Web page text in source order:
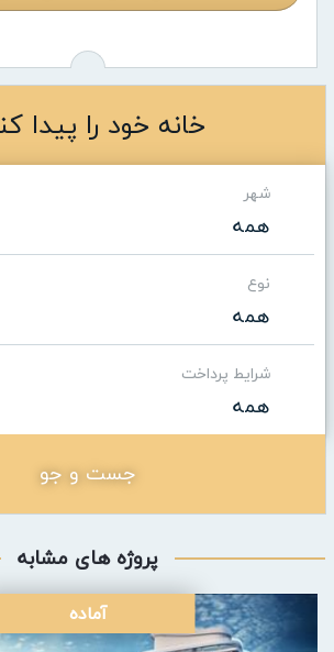
خانه خود را پیدا
شهر
همه
نوع
همه
شرایط پرداخت
همه
جست و جو
پروژه های مشابه
آماده